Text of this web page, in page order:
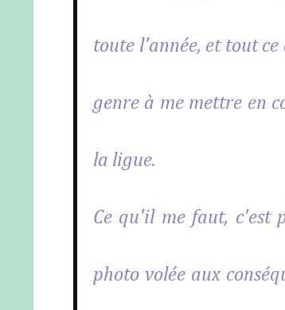
toute l'année, et tout
genre à me mettre en
la ligue.
Ce qu'il me faut, c'est
photo volée aux